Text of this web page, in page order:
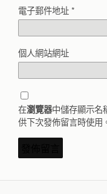
電子郵件地址*
個人網站網址
在瀏覽器中儲存顯示名
供下次發佈留言時使用